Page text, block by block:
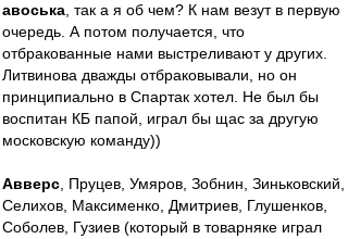
авоська , так а я об чем? К нам везут в первую
очередь. А потом получается, что
отбракованные нами выстреливают у других.
Литвинова дважды отбраковывали, но он
принципиально в Спартак хотел. Не был бы
воспитан КБ папой, играл бы щас за другую
московскую команду))
Авверс , Пруцев, Умяров, Зобнин, Зиньковский,
Селихов, Максименко, Дмитриев, Глушенков,
Соболев, Гузиев (который в товарняке играл